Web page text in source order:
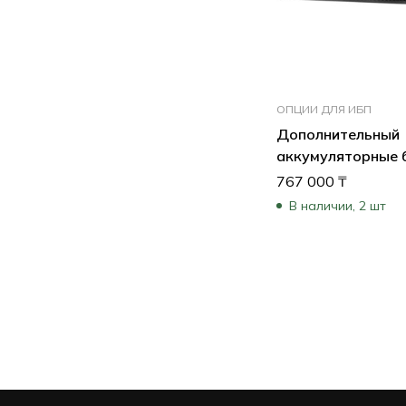
ОПЦИИ ДЛЯ ИБП
Дополнительный
аккумуляторные
ИБП APC Smart-
SRT96RMBP
767 000 ₸
В наличии, 2 шт